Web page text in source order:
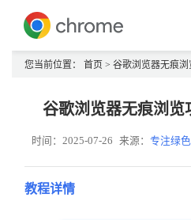
您当前位置： 首页 > 谷歌浏览器无痕
谷歌浏览器无痕浏览
时间：2025-07-26 来源：专注绿
教程详情